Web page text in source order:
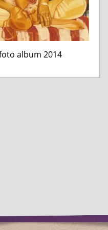
album 2014
album 2012